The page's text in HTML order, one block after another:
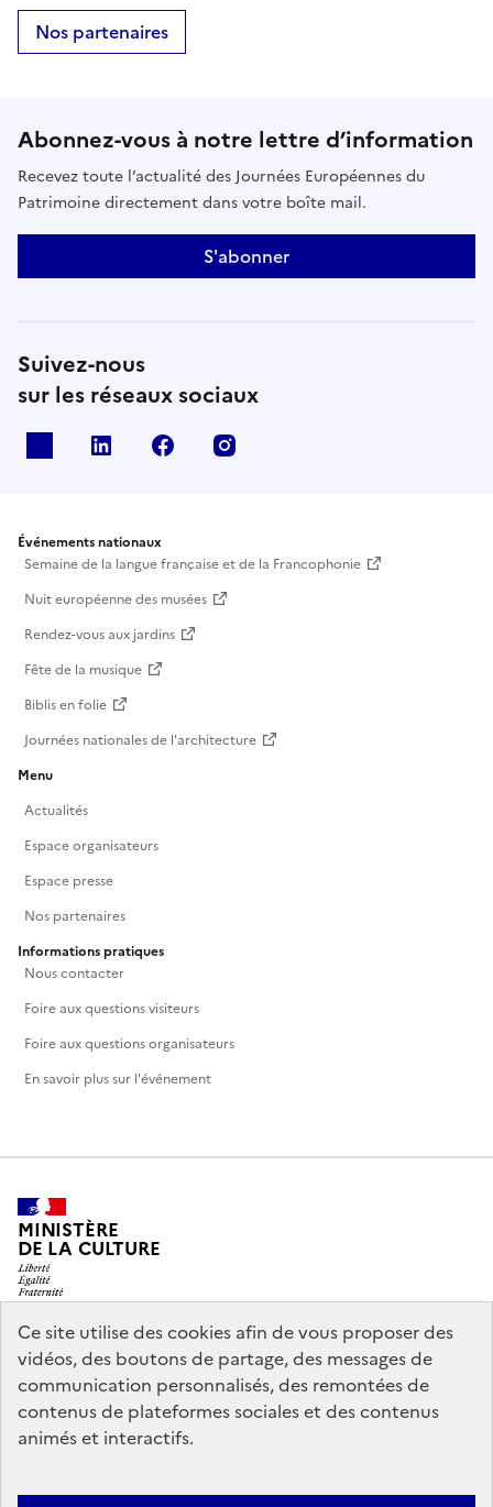
Ce site utilise des cookies afin de vous proposer des
vidéos, des boutons de partage, des messages de
communication personnalisés, des remontées de
contenus de plateformes sociales et des contenus
animés et interactifs.
Nos partenaires
Abonnez-vous à notre lettre d’information
Recevez toute l’actualité des Journées Européennes du
Patrimoine directement dans votre boîte mail.
S'abonner
Suivez-nous
sur les réseaux sociaux
Linkedin Facebook
Événements nationaux
Semaine de la langue française et de la Francophonie
Nuit européenne des musées
Rendez-vous aux jardins
Fête de la musique
Biblis en folie
Journées nationales de l'architecture
Menu
Actualités
Espace organisateurs
Espace presse
Nos partenaires
Informations pratiques
Nous contacter
Foire aux questions visiteurs
Foire aux questions organisateurs
En savoir plus sur l'événement
MINISTÈRE
DE LA CULTURE
legifrance.gouv.fr
info.gouv.fr
service-public.gouv.fr
data.gouv.fr